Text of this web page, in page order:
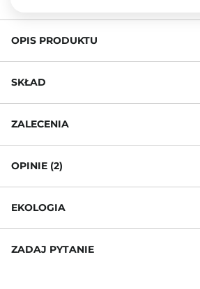
OPIS PRODUKTU
SKŁAD
ZALECENIA
OPINIE (2)
EKOLOGIA
ZADAJ PYTANIE